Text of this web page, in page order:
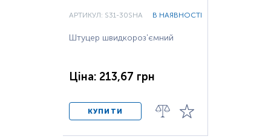
АРТИКУЛ: S31-30SHA В НАЯВНОСТІ
Штуцер швидкороз'ємний
Ціна: 213,67 грн
КУПИТИ